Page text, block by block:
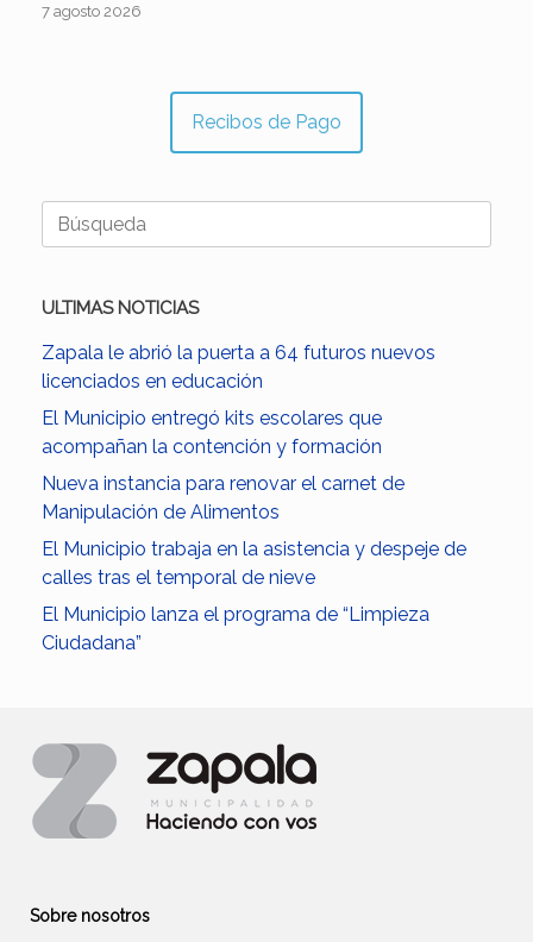
7 agosto 2026
Recibos de Pago
Buscar:
ULTIMAS NOTICIAS
Zapala le abrió la puerta a 64 futuros nuevos
licenciados en educación
El Municipio entregó kits escolares que
acompañan la contención y formación
Nueva instancia para renovar el carnet de
Manipulación de Alimentos
El Municipio trabaja en la asistencia y despeje de
calles tras el temporal de nieve
El Municipio lanza el programa de “Limpieza
Ciudadana”
Sobre nosotros